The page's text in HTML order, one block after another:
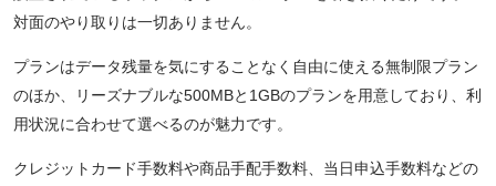
対面のやり取りは一切ありません。
プランはデータ残量を気にすることなく自由に使える無制限プラン
のほか、リーズナブルな500MBと1GBのプランを用意しており、利
用状況に合わせて選べるのが魅力です。
クレジットカード手数料や商品手配手数料、当日申込手数料などの